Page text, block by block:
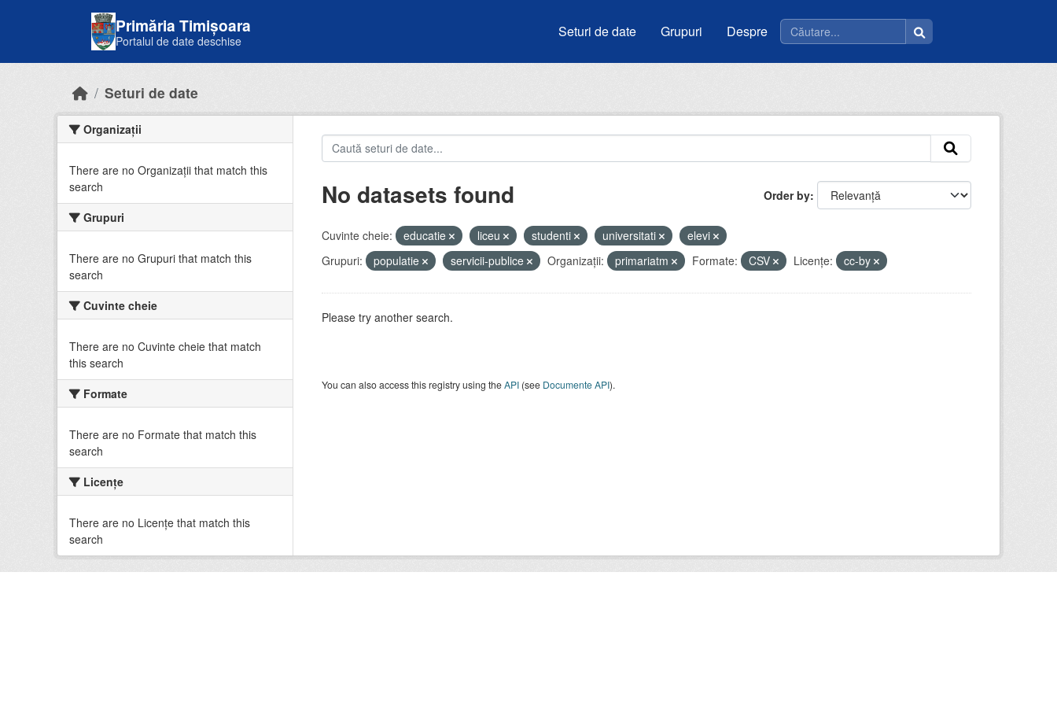
Primăria Timișoara
Portalul de date deschise
Seturi de date Grupuri Despre
Seturi de date
Organizații
There are no Organizații that match this
search
Grupuri
There are no Grupuri that match this
search
Cuvinte cheie
There are no Cuvinte cheie that match
this search
Formate
There are no Formate that match this
search
Licenţe
There are no Licenţe that match this
search
Order by
No datasets found
Cuvinte cheie: educatie liceu studenti universitati
elevi
Grupuri:
populatie servicii-publice Organizații: primariatm Formate: CSV Licenţe: cc-by
Please try another search.
You can also access this registry using theAPI(see Documente API).